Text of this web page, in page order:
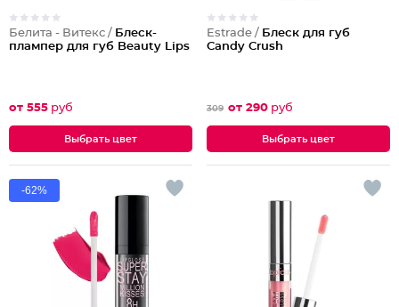
Белита - Витекс / Блеск-
плампер для губ Beauty Lips
от 555 руб
Выбрать цвет
Estrade / Блеск для губ
Candy Crush
309 от 290 руб
Выбрать цвет
-62%